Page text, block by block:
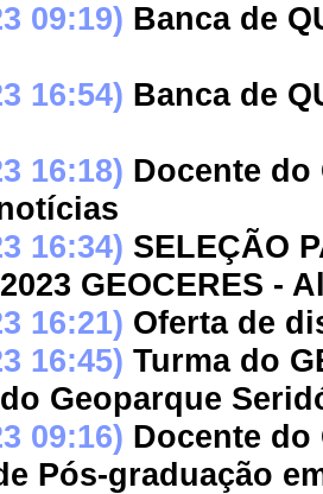
09:19) Banca de
16:54) Banca de
16:18) Docente do
16:34) SELEÇÃO
GEOCERES -
16:21) Oferta de
16:45) Turma do
Geoparque
09:16) Docente do
Pós-graduação